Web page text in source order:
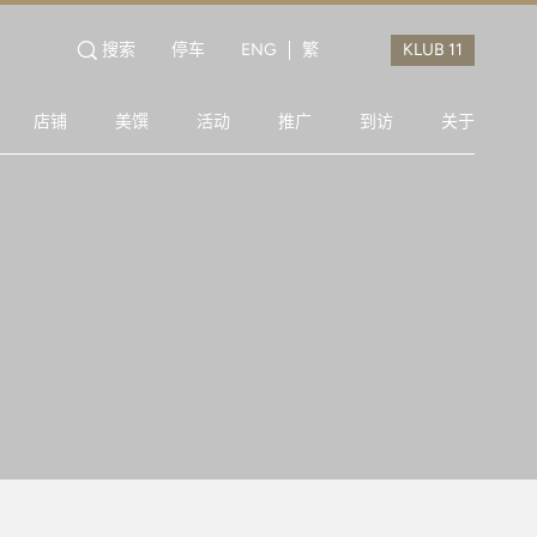
搜索 停车 ENG 繁
店铺 美馔 活动 推广 到访 关于